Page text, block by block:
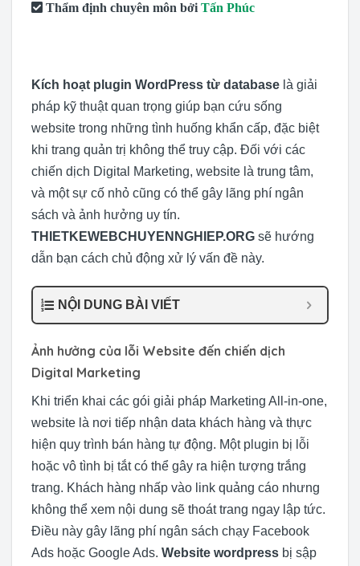
Thẩm định chuyên môn bởi Tấn Phúc
Kích hoạt plugin WordPress từ database là giải
pháp kỹ thuật quan trọng giúp bạn cứu sống
website trong những tình huống khẩn cấp, đặc biệt
khi trang quản trị không thể truy cập. Đối với các
chiến dịch Digital Marketing, website là trung tâm,
và một sự cố nhỏ cũng có thể gây lãng phí ngân
sách và ảnh hưởng uy tín.
THIETKEWEBCHUYENNGHIEP.ORG sẽ hướng
dẫn bạn cách chủ động xử lý vấn đề này.
NỘI DUNG BÀI VIẾT
Ảnh hưởng của lỗi Website đến chiến dịch
Digital Marketing
Khi triển khai các gói giải pháp Marketing All-in-one,
website là nơi tiếp nhận data khách hàng và thực
hiện quy trình bán hàng tự động. Một plugin bị lỗi
hoặc vô tình bị tắt có thể gây ra hiện tượng trắng
trang. Khách hàng nhấp vào link quảng cáo nhưng
không thể xem nội dung sẽ thoát trang ngay lập tức.
Điều này gây lãng phí ngân sách chạy Facebook
Ads hoặc Google Ads. Website wordpress bị sập